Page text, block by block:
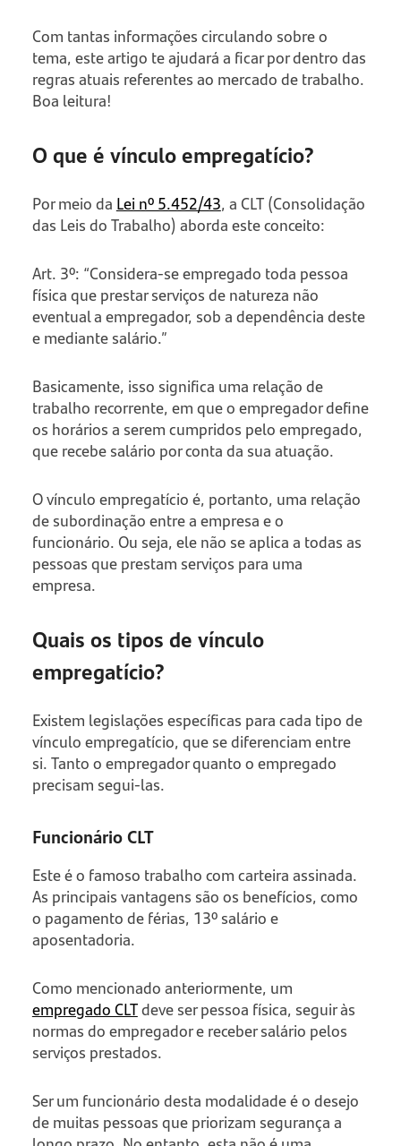
Com tantas informações circulando sobre o
tema, este artigo te ajudará a ficar por dentro das
regras atuais referentes ao mercado de trabalho.
Boa leitura!
O que é vínculo empregatício?
Por meio da Lei nº 5.452/43, a CLT (Consolidação
das Leis do Trabalho) aborda este conceito:
Art. 3º: “Considera-se empregado toda pessoa
física que prestar serviços de natureza não
eventual a empregador, sob a dependência deste
e mediante salário.”
Basicamente, isso significa uma relação de
trabalho recorrente, em que o empregador define
os horários a serem cumpridos pelo empregado,
que recebe salário por conta da sua atuação.
O vínculo empregatício é, portanto, uma relação
de subordinação entre a empresa e o
funcionário. Ou seja, ele não se aplica a todas as
pessoas que prestam serviços para uma
empresa.
Quais os tipos de vínculo
empregatício?
Existem legislações específicas para cada tipo de
vínculo empregatício, que se diferenciam entre
si. Tanto o empregador quanto o empregado
precisam segui-las.
Funcionário CLT
Este é o famoso trabalho com carteira assinada.
As principais vantagens são os benefícios, como
o pagamento de férias, 13º salário e
aposentadoria.
Como mencionado anteriormente, um
empregado CLTdeve ser pessoa física, seguir às
normas do empregador e receber salário pelos
serviços prestados.
Ser um funcionário desta modalidade é o desejo
de muitas pessoas que priorizam segurança a